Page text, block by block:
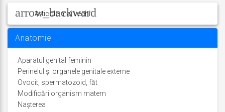
în
articole
Articole mai vechi
Anatomie
Aparatul genital feminin
Perinelul și organele genitale externe
Ovocit, spermatozoid, făt
Modificări organism matern
Nașterea